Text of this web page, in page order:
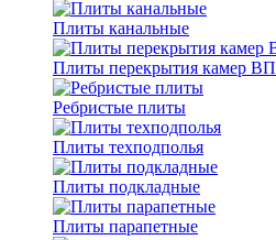
Плиты канальные
Плиты перекрытия камер ВП
Ребристые плиты
Плиты техподполья
Плиты подкладные
Плиты парапетные